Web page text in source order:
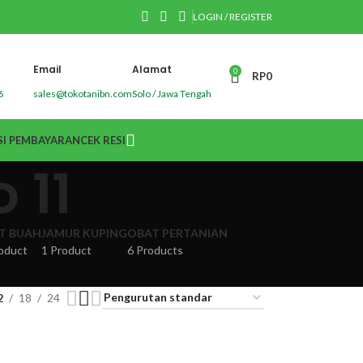
LOGIN / REGISTER
Email
sales@tokotanibn.com
Alamat
Solo / Jawa Tengah
0 RP0
PEMBAYARANCEK RESI
BUAHJAMUR KUPING
1 Product
OBAT PERTANIAN
6 Products
18 24